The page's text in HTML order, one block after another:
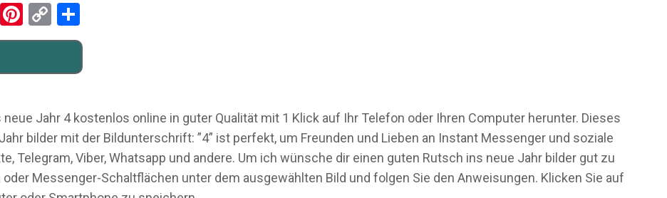
VK Pinterest
Copy
Link
Jahr 4 kostenlos online in guter Qualität mit 1 Klick auf Ihr Telefon oder Ihren Computer herunter. Dieses
bilder mit der Bildunterschrift: ”4” ist perfekt, um Freunden und Lieben an Instant Messenger und soziale
Telegram, Viber, Whatsapp und andere. Um ich wünsche dir einen guten Rutsch ins neue Jahr bilder gut zu
Messenger-Schaltflächen unter dem ausgewählten Bild und folgen Sie den Anweisungen. Klicken Sie auf